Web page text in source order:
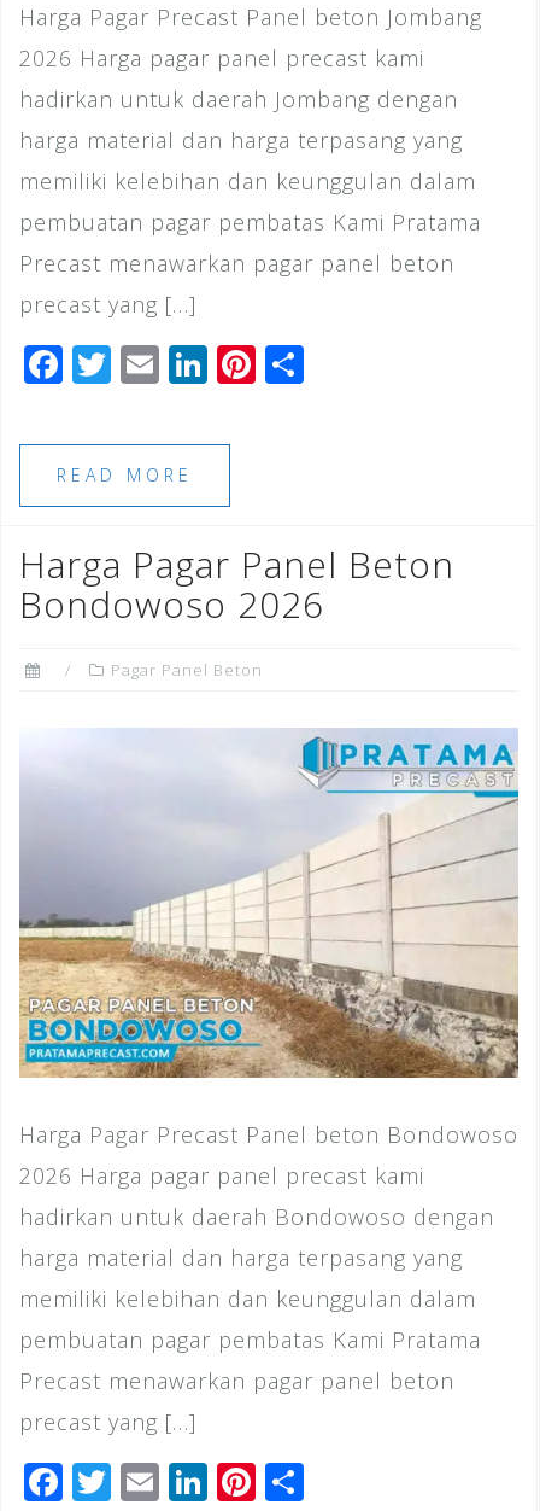
Harga Pagar Precast Panel beton Jombang
2026 Harga pagar panel precast kami
hadirkan untuk daerah Jombang dengan
harga material dan harga terpasang yang
memiliki kelebihan dan keunggulan dalam
pembuatan pagar pembatas Kami Pratama
Precast menawarkan pagar panel beton
precast yang […]
F
c
e
b
o
o
k
T
tt
e
r
E
ai
l
Li
k
dI
n
Pi
st
READ MORE
Harga Pagar Panel Beton
Bondowoso 2026
Pagar Panel Beton
Harga Pagar Precast Panel beton Bondowoso
2026 Harga pagar panel precast kami
hadirkan untuk daerah Bondowoso dengan
harga material dan harga terpasang yang
memiliki kelebihan dan keunggulan dalam
pembuatan pagar pembatas Kami Pratama
Precast menawarkan pagar panel beton
precast yang […]
F T E Li Pi